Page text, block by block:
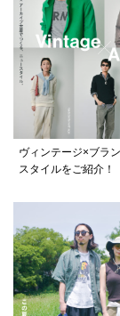
ヴィンテージ×ブラ
スタイルをご紹介！